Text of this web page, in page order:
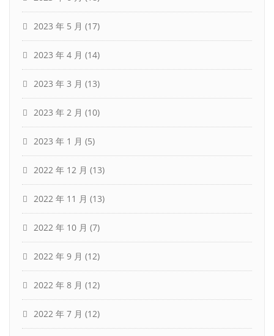
2023 年 5 月 (17)
2023 年 4 月 (14)
2023 年 3 月 (13)
2023 年 2 月 (10)
2023 年 1 月 (5)
2022 年 12 月 (13)
2022 年 11 月 (13)
2022 年 10 月 (7)
2022 年 9 月 (12)
2022 年 8 月 (12)
2022 年 7 月 (12)